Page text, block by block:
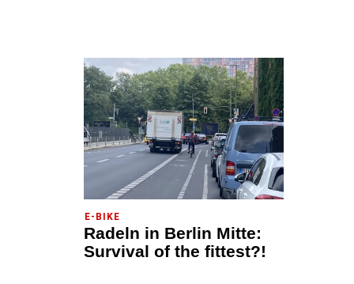
E-BIKE
Radeln in Berlin Mitte:
Survival of the fittest?!